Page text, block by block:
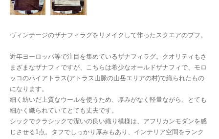
ヴィンテージのザナフィラグをリメイクして作ったスクエアのプフ。
近年ヨーロッパ等で注目を集めているザナフィラグ。クオリティもさ
まざまなザナフィですが、こちらは希少なオールドザナフィで、モロ
ッコのハイアトラス(アトラス山脈の山岳エリアの村)で織られたもの
になります。
細く紡いだ上質なウールを使うため、厚みがなく軽量ながら、とても
細かく織られていてとても丈夫です。
シックでクラシックで潔いの良い織り模様は、アフリカンモダンを感
じさせる1点。タフでしっかり厚みもあり、インテリア空間をランク